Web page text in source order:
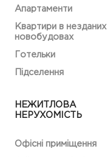
Апартаменти
Квартири в незданих
новобудовах
Готельки
Підселення
НЕЖИТЛОВА
НЕРУХОМІСТЬ
Офісні приміщення